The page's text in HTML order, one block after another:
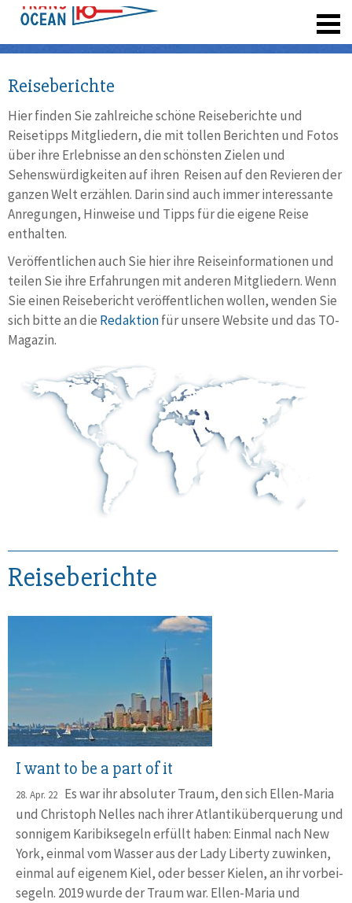
Reiseberichte
Hier finden Sie zahlreiche schöne Reiseberichte und
Reisetipps Mitgliedern, die mit tollen Berichten und Fotos
über ihre Erlebnisse an den schönsten Zielen und
Sehenswürdigkeiten auf ihren Reisen auf den Revieren der
ganzen Welt erzählen. Darin sind auch immer interessante
Anregungen, Hinweise und Tipps für die eigene Reise
enthalten.
Veröffentlichen auch Sie hier ihre Reiseinformationen und
teilen Sie ihre Erfahrungen mit anderen Mitgliedern. Wenn
Sie einen Reisebericht veröffentlichen wollen, wenden Sie
sich bitte an die Redaktionfür unsere Website und das TO-
Magazin.
Reiseberichte
I want to be a part of it
28. Apr. 22 Es war ihr absoluter Traum, den sich Ellen-Maria
und Christoph Nelles nach ihrer Atlantik­über­querung und
sonnigem Karibik­segeln erfüllt haben: Einmal nach New
York, einmal vom Wasser aus der Lady Liberty zuwinken,
einmal auf eigenem Kiel, oder besser Kielen, an ihr vorbei­
segeln. 2019 wurde der Traum war. Ellen-Maria und